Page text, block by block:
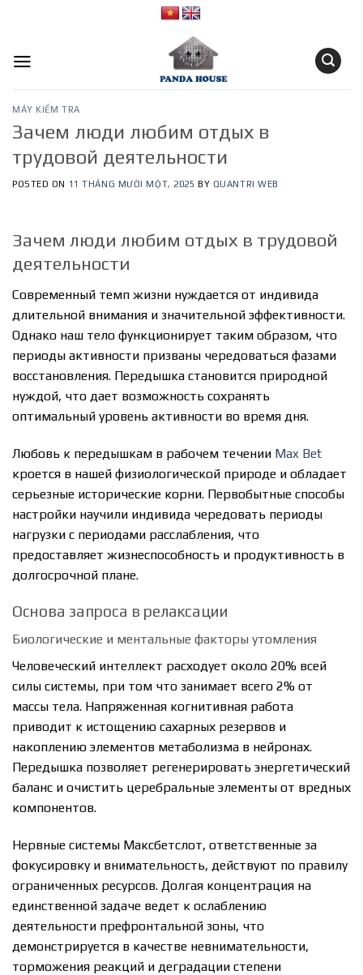
MÁY KIỂM TRA
Зачем люди любим отдых в
трудовой деятельности
POSTED ON 11 THÁNG MƯỜI MỘT, 2025 BY QUANTRI WEB
Зачем люди любим отдых в трудовой
деятельности
Современный темп жизни нуждается от индивида
длительной внимания и значительной эффективности.
Однако наш тело функционирует таким образом, что
периоды активности призваны чередоваться фазами
восстановления. Передышка становится природной
нуждой, что дает возможность сохранять
оптимальный уровень активности во время дня.
Любовь к передышкам в рабочем течении Max Bet
кроется в нашей физиологической природе и обладает
серьезные исторические корни. Первобытные способы
настройки научили индивида чередовать периоды
нагрузки с периодами расслабления, что
предоставляет жизнеспособность и продуктивность в
долгосрочной плане.
Основа запроса в релаксации
Биологические и ментальные факторы утомления
Человеческий интеллект расходует около 20% всей
силы системы, при том что занимает всего 2% от
массы тела. Напряженная когнитивная работа
приводит к истощению сахарных резервов и
накоплению элементов метаболизма в нейронах.
Передышка позволяет регенерировать энергетический
баланс и очистить церебральные элементы от вредных
компонентов.
Нервные системы Максбетслот, ответственные за
фокусировку и внимательность, действуют по правилу
ограниченных ресурсов. Долгая концентрация на
единственной задаче ведет к ослаблению
деятельности префронтальной зоны, что
демонстрируется в качестве невнимательности,
торможения реакций и деградации степени